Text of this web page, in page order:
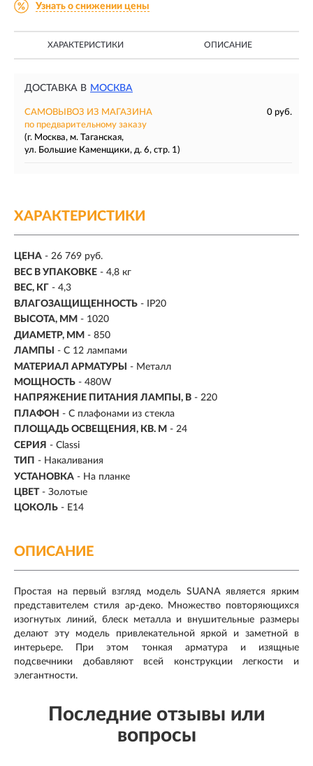
Узнать о снижении цены
ХАРАКТЕРИСТИКИ ОПИСАНИЕ
ДОСТАВКА В МОСКВА
САМОВЫВОЗ ИЗ МАГАЗИНА
0 руб.
по предварительному заказу
(г. Москва, м. Таганская,
ул. Большие Каменщики, д. 6, стр. 1)
ХАРАКТЕРИСТИКИ
ЦЕНА - 26 769 руб.
ВЕС В УПАКОВКЕ - 4,8 кг
ВЕС, КГ - 4,3
ВЛАГОЗАЩИЩЕННОСТЬ - IP20
ВЫСОТА, ММ - 1020
ДИАМЕТР, ММ - 850
ЛАМПЫ
- С 12 лампами
МАТЕРИАЛ АРМАТУРЫ
- Металл
МОЩНОСТЬ - 480W
НАПРЯЖЕНИЕ ПИТАНИЯ ЛАМПЫ, В - 220
ПЛАФОН - С плафонами из стекла
ПЛОЩАДЬ ОСВЕЩЕНИЯ, КВ. М - 24
СЕРИЯ - Classi
ТИП - Накаливания
УСТАНОВКА - На планке
ЦВЕТ - Золотые
ЦОКОЛЬ - E14
ОПИСАНИЕ
Простая на первый взгляд модель SUANA является ярким
представителем стиля ар-деко. Множество повторяющихся
изогнутых линий, блеск металла и внушительные размеры
делают эту модель привлекательной яркой и заметной в
интерьере. При этом тонкая арматура и изящные
подсвечники добавляют всей конструкции легкости и
элегантности.
Последние отзывы или
вопросы